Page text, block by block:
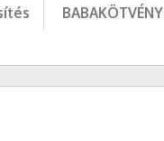
BABAKÖTVÉNY